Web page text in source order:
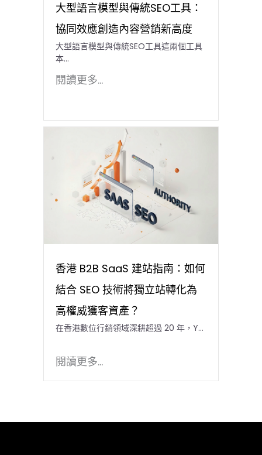
大型語言模型與傳統SEO工具：
協同效應創造內容營銷新高度
大型語言模型與傳統SEO工具這兩個工具
本…
閱讀更多...
香港 B2B SaaS 建站指南：如何
結合 SEO 技術將獨立站轉化為
高權威獲客資產？
在香港數位行銷領域深耕超過 20 年，Y…
閱讀更多...